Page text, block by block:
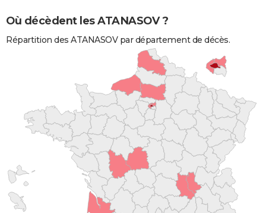
Où décèdent les ATANASOV ?
Répartition des ATANASOV par département de décès.